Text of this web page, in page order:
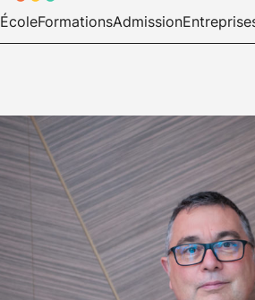
ÉcoleFormationsAdmission